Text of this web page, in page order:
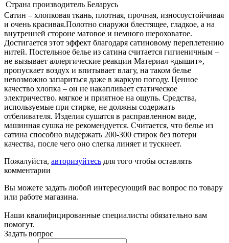
Страна производитель Беларусь
Сатин – хлопковая ткань, плотная, прочная, износоустойчивая
и очень красивая.Полотно снаружи блестящее, гладкое, а на
внутренней стороне матовое и немного шероховатое.
Достигается этот эффект благодаря сатиновому переплетению
нитей. Постельное белье из сатина считается гигиеничным –
не вызывает аллергические реакции Материал «дышит»,
пропускает воздух и впитывает влагу, на таком белье
невозможно запариться даже в жаркую погоду. Ценное
качество хлопка – он не накапливает статическое
электричество. мягкое и приятное на ощупь. Средства,
используемые при стирке, не должны содержать
отбеливателя. Изделия сушатся в расправленном виде,
машинная сушка не рекомендуется. Считается, что белье из
сатина способно выдержать 200-300 стирок без потери
качества, после чего оно слегка линяет и тускнеет.
Пожалуйста, авторизуйтесь для того чтобы оставлять
комментарии
Вы можете задать любой интересующий вас вопрос по товару
или работе магазина.
Наши квалифицированные специалисты обязательно вам
помогут.
Задать вопрос